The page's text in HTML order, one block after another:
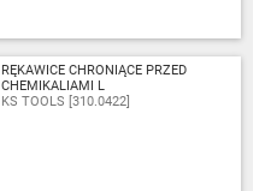
RĘKAWICE CHRONIĄCE PRZED
CHEMIKALIAMI L
KS TOOLS [310.0422]